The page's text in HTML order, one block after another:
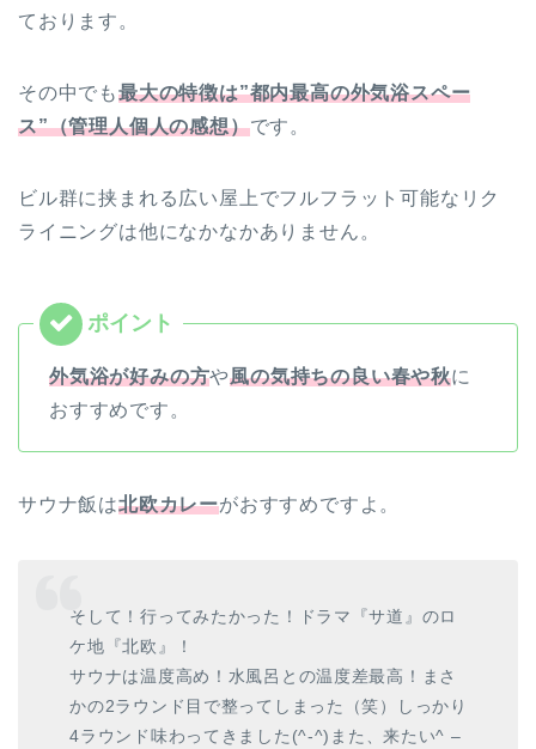
ております。
その中でも最大の特徴は”都内最高の外気浴スペー
ス”（管理人個人の感想）です。
ビル群に挟まれる広い屋上でフルフラット可能なリク
ライニングは他になかなかありません。
外気浴が好みの方や風の気持ちの良い春や秋に
おすすめです。
サウナ飯は北欧カレーがおすすめですよ。
そして！行ってみたかった！ドラマ『サ道』のロ
ケ地『北欧』！
サウナは温度高め！水風呂との温度差最高！まさ
かの2ラウンド目で整ってしまった（笑）しっかり
4ラウンド味わってきました(^-^)また、来たい^ –